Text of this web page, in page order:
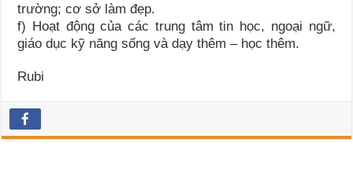
trường; cơ sở làm đẹp.
f) Hoạt động của các trung tâm tin học, ngoại ngữ,
giáo dục kỹ năng sống và dạy thêm – học thêm.
Rubi